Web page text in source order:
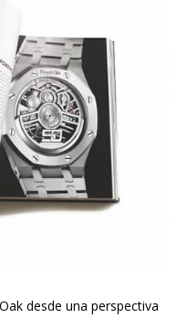
desde una perspectiva